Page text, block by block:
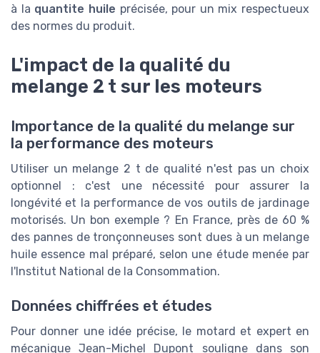
à la quantite huile précisée, pour un mix respectueux
des normes du produit.
L'impact de la qualité du
melange 2 t sur les moteurs
Importance de la qualité du melange sur
la performance des moteurs
Utiliser un melange 2 t de qualité n'est pas un choix
optionnel : c'est une nécessité pour assurer la
longévité et la performance de vos outils de jardinage
motorisés. Un bon exemple ? En France, près de 60 %
des pannes de tronçonneuses sont dues à un melange
huile essence mal préparé, selon une étude menée par
l'Institut National de la Consommation.
Données chiffrées et études
Pour donner une idée précise, le motard et expert en
mécanique Jean-Michel Dupont souligne dans son